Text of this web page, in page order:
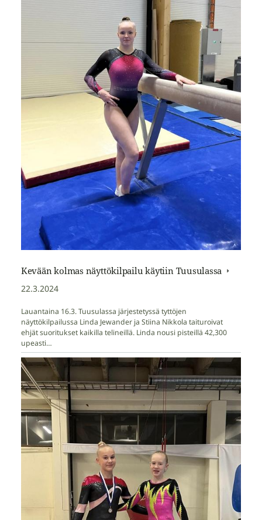
Kevään kolmas näyttökilpailu käytiin Tuusulassa
22.3.2024
Lauantaina 16.3. Tuusulassa järjestetyssä tyttöjen
näyttökilpailussa Linda Jewander ja Stiina Nikkola taituroivat
ehjät suoritukset kaikilla telineillä. Linda nousi pisteillä 42,300
upeasti…